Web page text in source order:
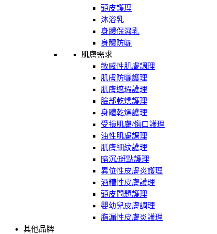
頭皮護理
沐浴乳
身體保濕乳
身體防曬
肌膚需求
敏感性肌膚調理
肌膚防曬護理
肌膚遮瑕護理
臉部乾燥護理
身體乾燥護理
受損肌膚/傷口護理
油性肌膚調理
肌膚細紋護理
暗沉/斑點護理
異位性皮膚炎護理
酒糟性皮膚護理
頭皮問題護理
嬰幼兒皮膚調理
脂漏性皮膚炎護理
其他品牌